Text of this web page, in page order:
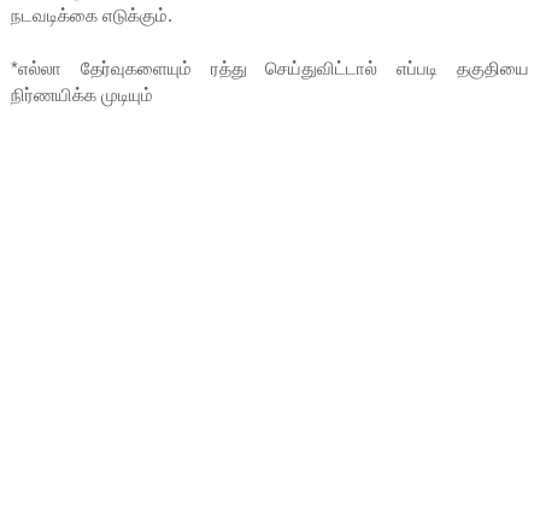
நடவடிக்கை எடுக்கும்.
*எல்லா தேர்வுகளையும் ரத்து செய்துவிட்டால் எப்படி தகுதியை
நிர்ணயிக்க முடியும்